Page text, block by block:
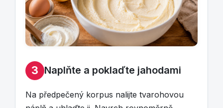
3 Naplňte a poklaďte jahodami
Na předpečený korpus nalijte tvarohovou